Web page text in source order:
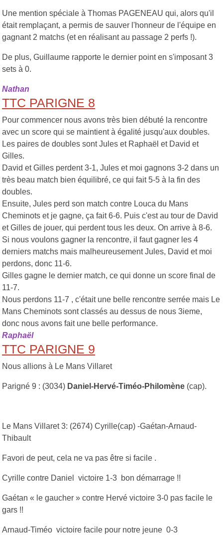
Une mention spéciale à Thomas PAGENEAU qui, alors qu'il
était remplaçant, a permis de sauver l'honneur de l'équipe en
gagnant 2 matchs (et en réalisant au passage 2 perfs !).
De plus, Guillaume rapporte le dernier point en s'imposant 3
sets à 0.
Nathan
TTC PARIGNE 8
Pour commencer nous avons très bien débuté la rencontre
avec un score qui se maintient à égalité jusqu'aux doubles.
Les paires de doubles sont Jules et Raphaël et David et
Gilles.
David et Gilles perdent 3-1, Jules et moi gagnons 3-2 dans un
très beau match bien équilibré, ce qui fait 5-5 à la fin des
doubles.
Ensuite, Jules perd son match contre Louca du Mans
Cheminots et je gagne, ça fait 6-6. Puis c'est au tour de David
et Gilles de jouer, qui perdent tous les deux. On arrive à 8-6.
Si nous voulons gagner la rencontre, il faut gagner les 4
derniers matchs mais malheureusement Jules, David et moi
perdons, donc 11-6.
Gilles gagne le dernier match, ce qui donne un score final de
11-7.
Nous perdons 11-7 , c'était une belle rencontre serrée mais Le
Mans Cheminots sont classés au dessus de nous 3ieme,
donc nous avons fait une belle performance.
Raphaël
TTC PARIGNE 9
Nous allions à Le Mans Villaret
Parigné 9 : (3034) Daniel-Hervé-Timéo-Philomène (cap).
Le Mans Villaret 3: (2674) Cyrille(cap) -Gaétan-Arnaud-
Thibault
Favori de peut, cela ne va pas être si facile .
Cyrille contre Daniel victoire 1-3 bon démarrage !!
Gaétan « le gaucher » contre Hervé victoire 3-0 pas facile le
gars !!
Arnaud-Timéo victoire facile pour notre jeune 0-3